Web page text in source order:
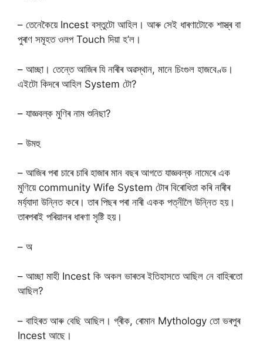
– তেনেকৈয়ে Incest বস্তুটো আহিল। আৰু সেই ধাৰণাটোকে শাস্ত্ৰ বা
পুৰাণ সমূহত ওলপ Touch দিয়া হ’ল।
– আচ্ছা। তেন্তে আজিৰ যি নাৰীৰ অৱস্থান, মানে চিংগুল হাজবেণ্ড।
এইটো কিদৰে আহিল System টো?
– যাজ্ঞবল্ক মুণিৰ নাম শুনিছা?
– উমহু
– আজিৰ পৰা চাৰে চাৰি হাজাৰ মান বছৰ আগতে যাজ্ঞবল্ক নামেৰে এক
মুণিয়ে community Wife System টোৰ বিৰোধিতা কৰি নাৰীৰ
মৰ্য্যাদা উন্নিত কৰে। তাৰ পিছৰ পৰা নাৰী একক পত্নীলৈ উন্নিত হয়।
তাৰপৰাই পৰিয়ালৰ ধাৰণা সৃষ্টি হয়।
– অ
– আচ্ছা মাহী Incest কি অকল ভাৰতৰ ইতিহাসতে আছিল নে বাহিৰতো
আছিল?
– বাহিৰত আৰু বেছি আছিল। গ্ৰীক, ৰোমান Mythology তো ভৰপুৰ
Incest আছে।